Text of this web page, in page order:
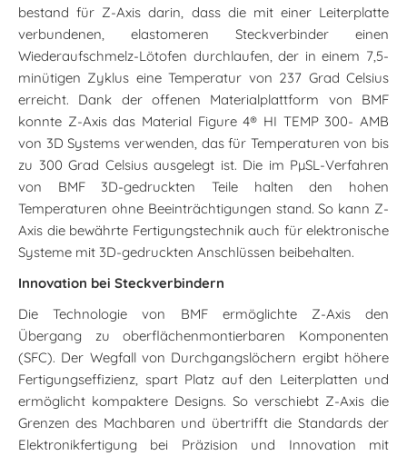
bestand für Z-Axis darin, dass die mit einer Leiterplatte
verbundenen, elastomeren Steckverbinder einen
Wiederaufschmelz-Lötofen durchlaufen, der in einem 7,5-
minütigen Zyklus eine Temperatur von 237 Grad Celsius
erreicht. Dank der offenen Materialplattform von BMF
konnte Z-Axis das Material Figure 4® HI TEMP 300- AMB
von 3D Systems verwenden, das für Temperaturen von bis
zu 300 Grad Celsius ausgelegt ist. Die im PµSL-Verfahren
von BMF 3D-gedruckten Teile halten den hohen
Temperaturen ohne Beeinträchtigungen stand. So kann Z-
Axis die bewährte Fertigungstechnik auch für elektronische
Systeme mit 3D-gedruckten Anschlüssen beibehalten.
Innovation bei Steckverbindern
Die Technologie von BMF ermöglichte Z-Axis den
Übergang zu oberflächenmontierbaren Komponenten
(SFC). Der Wegfall von Durchgangslöchern ergibt höhere
Fertigungseffizienz, spart Platz auf den Leiterplatten und
ermöglicht kompaktere Designs. So verschiebt Z-Axis die
Grenzen des Machbaren und übertrifft die Standards der
Elektronikfertigung bei Präzision und Innovation mit